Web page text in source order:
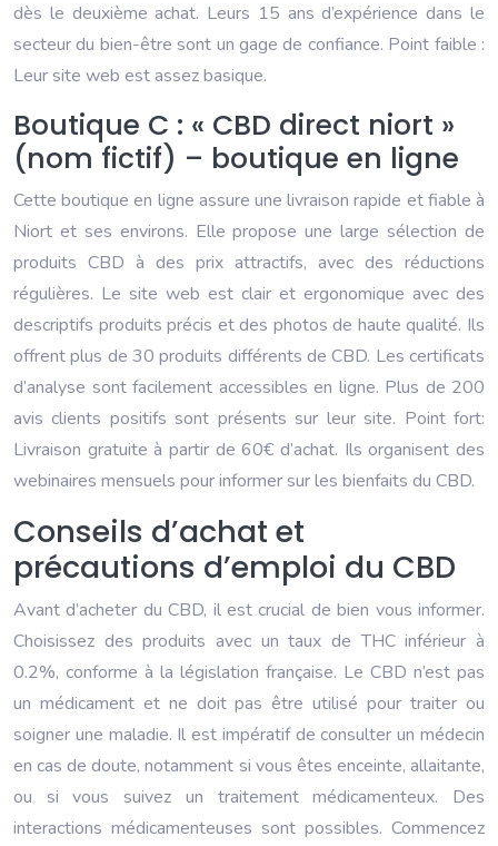
dès le deuxième achat. Leurs 15 ans d’expérience dans le
secteur du bien-être sont un gage de confiance. Point faible :
Leur site web est assez basique.
Boutique C : « CBD direct niort »
(nom fictif) – boutique en ligne
Cette boutique en ligne assure une livraison rapide et fiable à
Niort et ses environs. Elle propose une large sélection de
produits CBD à des prix attractifs, avec des réductions
régulières. Le site web est clair et ergonomique avec des
descriptifs produits précis et des photos de haute qualité. Ils
offrent plus de 30 produits différents de CBD. Les certificats
d’analyse sont facilement accessibles en ligne. Plus de 200
avis clients positifs sont présents sur leur site. Point fort:
Livraison gratuite à partir de 60€ d’achat. Ils organisent des
webinaires mensuels pour informer sur les bienfaits du CBD.
Conseils d’achat et
précautions d’emploi du CBD
Avant d’acheter du CBD, il est crucial de bien vous informer.
Choisissez des produits avec un taux de THC inférieur à
0.2%, conforme à la législation française. Le CBD n’est pas
un médicament et ne doit pas être utilisé pour traiter ou
soigner une maladie. Il est impératif de consulter un médecin
en cas de doute, notamment si vous êtes enceinte, allaitante,
ou si vous suivez un traitement médicamenteux. Des
interactions médicamenteuses sont possibles. Commencez